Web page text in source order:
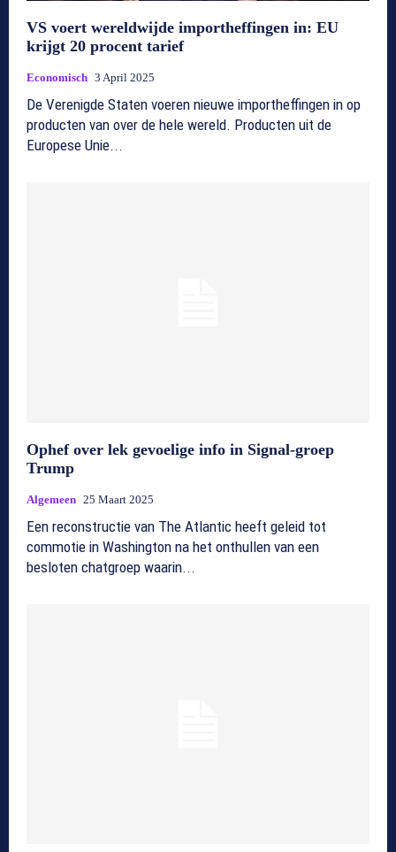
VS voert wereldwijde importheffingen in: EU
krijgt 20 procent tarief
Economisch 3 April 2025
De Verenigde Staten voeren nieuwe importheffingen in op
producten van over de hele wereld. Producten uit de
Europese Unie...
Ophef over lek gevoelige info in Signal-groep
Trump
Algemeen 25 Maart 2025
Een reconstructie van The Atlantic heeft geleid tot
commotie in Washington na het onthullen van een
besloten chatgroep waarin...